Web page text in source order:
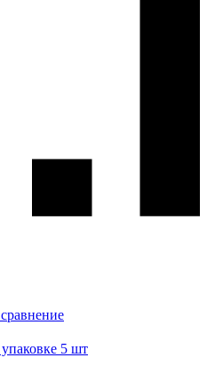
5 шт